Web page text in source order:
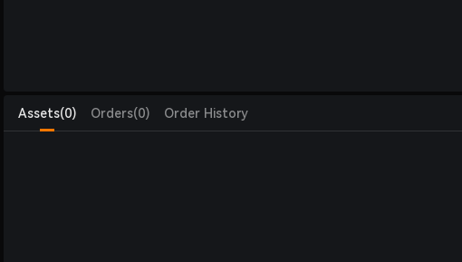
Assets(0) Orders(0) Order History